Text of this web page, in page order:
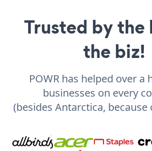
Trusted by the
the biz!
POWR has helped over a
businesses on every
(besides Antarctica,